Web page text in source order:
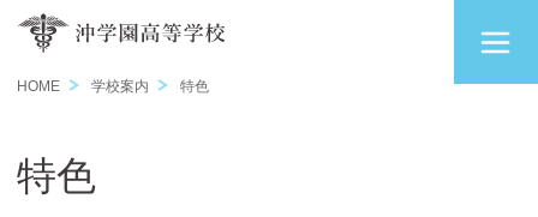
HOME 学校案内 特色
特色